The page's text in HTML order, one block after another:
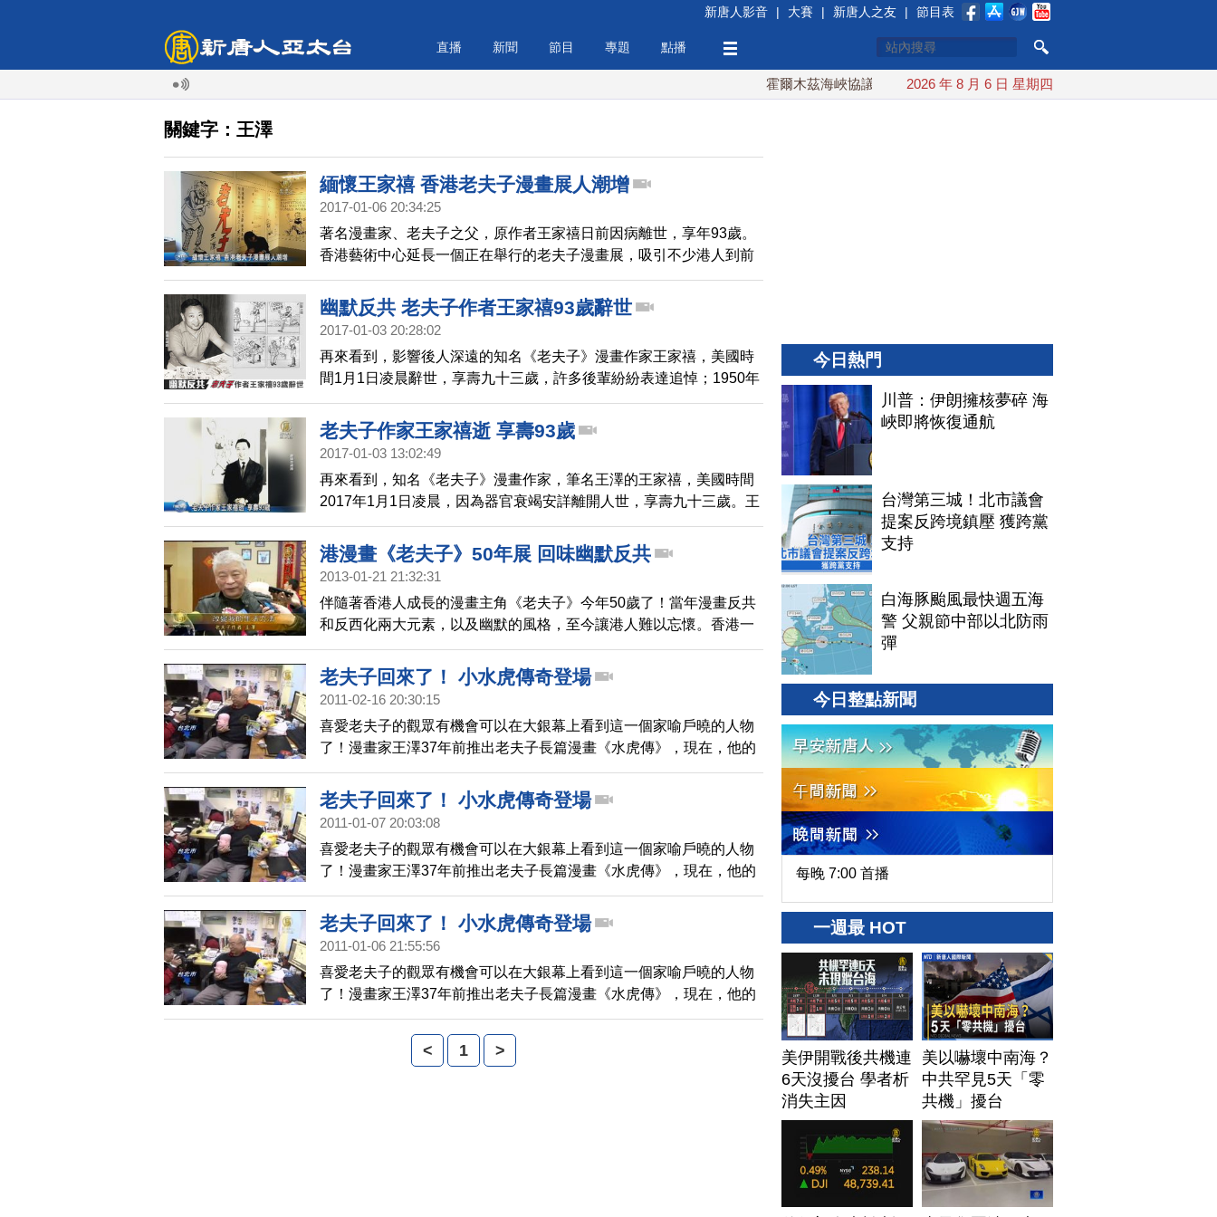
新唐人影音 | 大賽 | 新唐人之友 | 節目表
直播 新聞 節目 專題 點播
霍爾木茲海峽協議將達成？伊朗傳不收通行費 配合漢光 總統賴清德親登
2026 年 8 月 6 日 星期四
關鍵字：王澤
緬懷王家禧 香港老夫子漫畫展人潮增
2017-01-06 20:34:25
著名漫畫家、老夫子之父，原作者王家禧日前因病離世，享年93歲。
香港藝術中心延長一個正在舉行的老夫子漫畫展，吸引不少港人到前
往參觀，緬懷老夫子。
幽默反共 老夫子作者王家禧93歲辭世
2017-01-03 20:28:02
再來看到，影響後人深遠的知名《老夫子》漫畫作家王家禧，美國時
間1月1日凌晨辭世，享壽九十三歲，許多後輩紛紛表達追悼；1950年
代，從中國東北遷離到香港的王家禧，大量作品除了有庶民文化的幽
默，也不時表達反共的自由精神。
老夫子作家王家禧逝 享壽93歲
2017-01-03 13:02:49
再來看到，知名《老夫子》漫畫作家，筆名王澤的王家禧，美國時間
2017年1月1日凌晨，因為器官衰竭安詳離開人世，享壽九十三歲。王
家禧以詼諧的畫風，呈現了六零年代，華人的生活百態，包括，老夫
子、大番薯和秦先生都是王澤筆下的人物，深受港台及海外各地華僑
喜愛。
港漫畫《老夫子》50年展 回味幽默反共
2013-01-21 21:32:31
伴隨著香港人成長的漫畫主角《老夫子》今年50歲了！當年漫畫反共
和反西化兩大元素，以及幽默的風格，至今讓港人難以忘懷。香港一
個商場星期天舉行《老夫子》漫畫50周年展，並邀請作者王澤緬懷往
事。
老夫子回來了！ 小水虎傳奇登場
2011-02-16 20:30:15
喜愛老夫子的觀眾有機會可以在大銀幕上看到這一個家喻戶曉的人物
了！漫畫家王澤37年前推出老夫子長篇漫畫《水虎傳》，現在，他的
二兒子王瀚率領創作團隊，再推出長篇漫畫《老夫子之小水虎傳
奇》，預計將在中國新年時搬上大銀幕。
老夫子回來了！ 小水虎傳奇登場
2011-01-07 20:03:08
喜愛老夫子的觀眾有機會可以在大銀幕上看到這一個家喻戶曉的人物
了！漫畫家王澤37年前推出老夫子長篇漫畫《水虎傳》，現在，他的
二兒子王瀚率領創作團隊，再推出長篇漫畫《老夫子之小水虎傳
奇》，預計將在中國新年時搬上大銀幕。
老夫子回來了！ 小水虎傳奇登場
2011-01-06 21:55:56
喜愛老夫子的觀眾有機會可以在大銀幕上看到這一個家喻戶曉的人物
了！漫畫家王澤37年前推出老夫子長篇漫畫《水虎傳》，現在，他的
二兒子王瀚率領創作團隊，再推出長篇漫畫《老夫子之小水虎傳
奇》，預計將在中國新年時搬上大銀幕。
< 1 >
今日熱門
川普：伊朗擁核夢碎 海
峽即將恢復通航
台灣第三城！北市議會
提案反跨境鎮壓 獲跨黨
支持
白海豚颱風最快週五海
警 父親節中部以北防雨
彈
今日整點新聞
每晚 7:00 首播
一週最 HOT
美伊開戰後共機連
6天沒擾台 學者析
消失主因
美以嚇壞中南海？
中共罕見5天「零
共機」擾台